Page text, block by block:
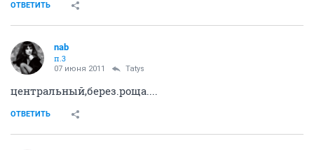
ОТВЕТИТЬ
nab
п.3
07 июня 2011 Tatys
центральный,берез.роща....
ОТВЕТИТЬ